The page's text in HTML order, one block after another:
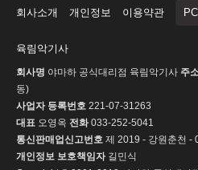
회사소개 개인정보 이용약관
육림악기사
회사명 야마하 공식대리점 육림악기사 주
동)
사업자 등록번호 221-07-31263
대표 오영옥 전화033-252-5041
통신판매업신고번호 제 2019 - 강원춘천 -
개인정보 보호책임자길민식